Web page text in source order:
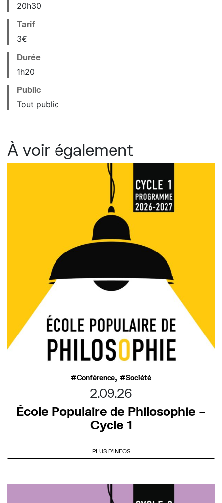
20h30
Tarif
3€
Durée
1h20
Public
Tout public
À voir également
Conférence, Société
2.09.26
École Populaire de Philosophie –
Cycle 1
PLUS D'INFOS